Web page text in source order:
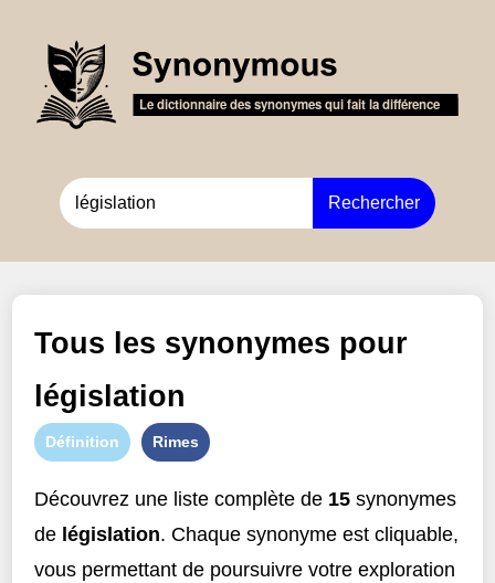
Rechercher
Tous les synonymes pour
législation
Définition Rimes
Découvrez une liste complète de 15 synonymes
de législation. Chaque synonyme est cliquable,
vous permettant de poursuivre votre exploration